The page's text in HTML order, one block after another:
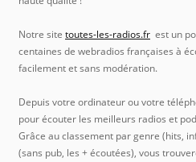
Notre site toutes-les-radios.fr est un
centaines de webradios françaises à
facilement et sans modération.
Depuis votre ordinateur ou votre
pour écouter les meilleurs radios et
Grâce au classement par genre (hits,
(sans pub, les + écoutées), vous